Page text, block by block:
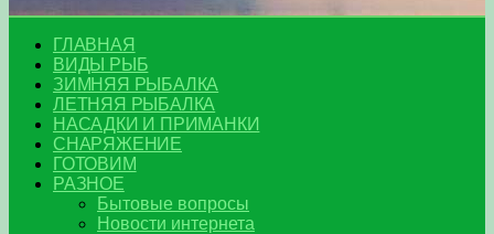
ГЛАВНАЯ
ВИДЫ РЫБ
ЗИМНЯЯ РЫБАЛКА
ЛЕТНЯЯ РЫБАЛКА
НАСАДКИ И ПРИМАНКИ
СНАРЯЖЕНИЕ
ГОТОВИМ
РАЗНОЕ
Бытовые вопросы
Новости интернета